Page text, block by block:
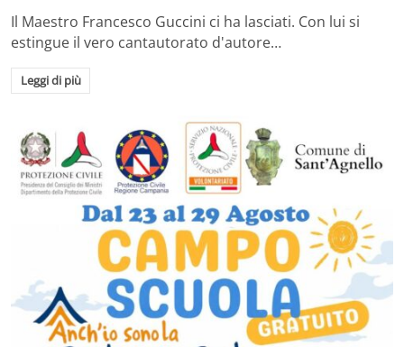
Il Maestro Francesco Guccini ci ha lasciati. Con lui si
estingue il vero cantautorato d'autore…
Leggi di più